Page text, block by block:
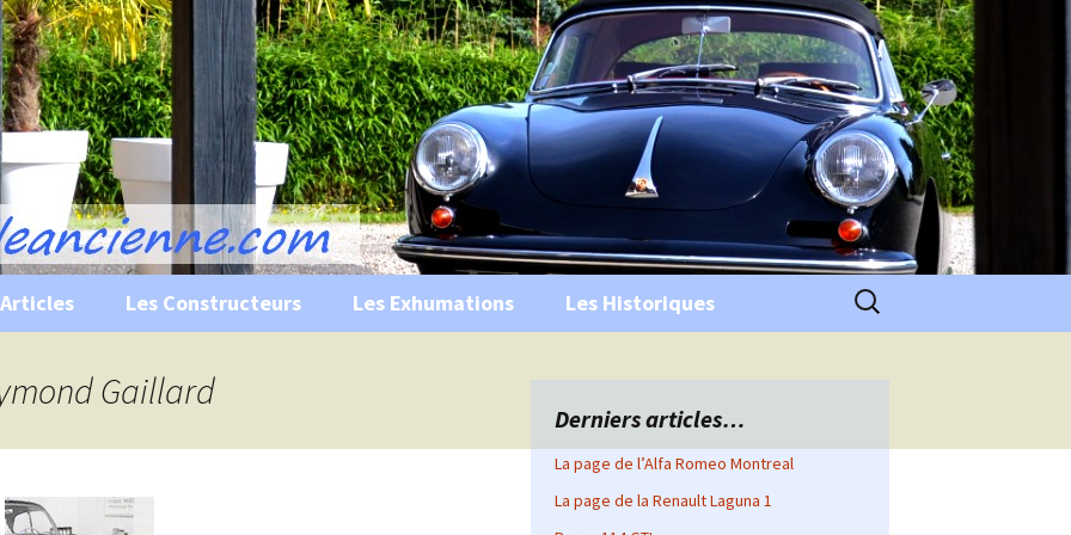
Ancienne
historiques …
évènements
Les Constructeurs Les Exhumations Les Historiques Rechercher :
Gaillard
Derniers articles…
La page de l’Alfa Romeo Montreal
La page de la Renault Laguna 1